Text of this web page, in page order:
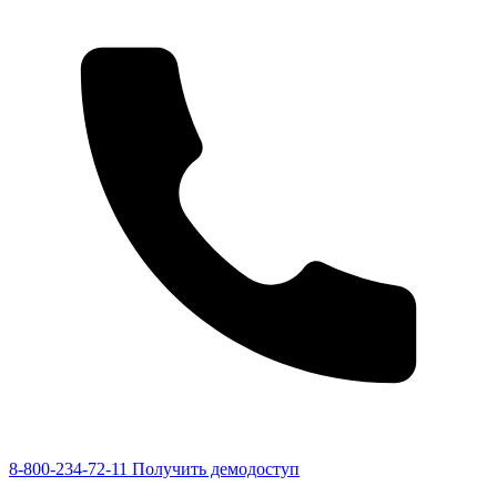
8-800-234-72-11 Получить демодоступ